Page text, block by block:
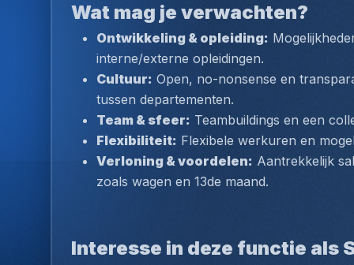
Wat mag je verwachten?
Ontwikkeling & opleiding:
interne/externe opleidingen.
Cultuur: Open, no-nonsense en
tussen departementen.
Team & sfeer: Teambuildings en een
Flexibiliteit: Flexibele werkuren en
Verloning & voordelen: Aantrekkelijk
zoals wagen en 13de maand.
Interesse in deze functie als